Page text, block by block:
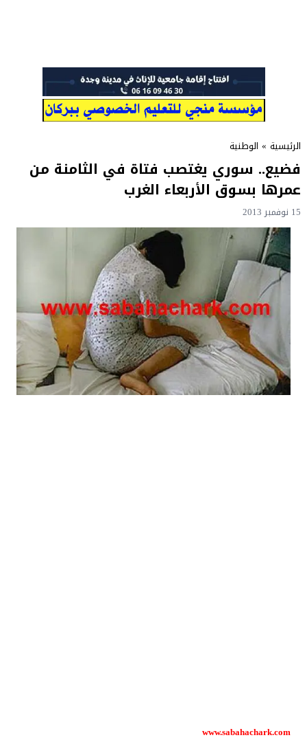
الرئيسية » الوطنية
فضيع.. سوري يغتصب فتاة في الثامنة من
عمرها بسوق الأربعاء الغرب
15 نوفمبر 2013
www.sabahachark.com